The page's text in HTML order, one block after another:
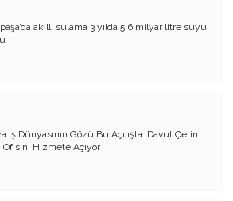
Günü?
Kalanlar
Madde Bağımlılığı
akıllı sulama 3 yılda 5,6 milyar litre suyu
İş Dünyasının Gözü Bu Açılışta: Davut Çetin
Ofisini Hizmete Açıyor